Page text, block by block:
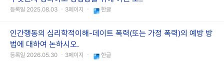
등록일 2025.08.03 ㆍ3페이지 ㆍ 한글
인간행동의 심리학적이해-데이트 폭력(또는 가정 폭력)의 예방 방
법에 대하여 논하시오.
등록일 2026.05.30 ㆍ3페이지 ㆍ 한글